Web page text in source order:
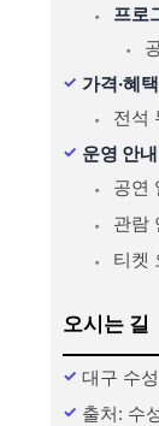
프로
가격·혜택
전석
운영 안내
공연
관람
티켓
오시는 길
대구 수
출처: 수